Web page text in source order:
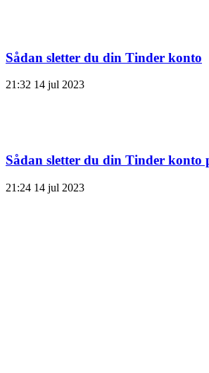
Sådan sletter du din Tinder konto
21:32 14 jul 2023
Sådan sletter du din Tinder konto
21:24 14 jul 2023